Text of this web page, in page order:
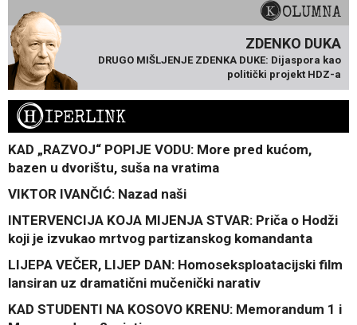
KOLUMNA
ZDENKO DUKA
DRUGO MIŠLJENJE ZDENKA DUKE: Dijaspora kao
politički projekt HDZ-a
HIPERLINK
KAD „RAZVOJ“ POPIJE VODU: More pred kućom,
bazen u dvorištu, suša na vratima
VIKTOR IVANČIĆ: Nazad naši
INTERVENCIJA KOJA MIJENJA STVAR: Priča o Hodži
koji je izvukao mrtvog partizanskog komandanta
LIJEPA VEČER, LIJEP DAN: Homoseksploatacijski film
lansiran uz dramatični mučenički narativ
KAD STUDENTI NA KOSOVO KRENU: Memorandum 1 i